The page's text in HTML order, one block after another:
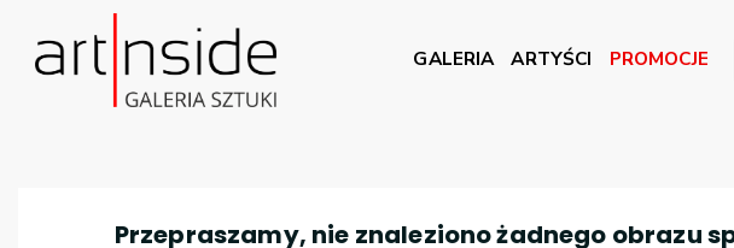
GALERIA ARTYŚCI PROMOCJE
Przepraszamy, nie znaleziono żadnego obrazu